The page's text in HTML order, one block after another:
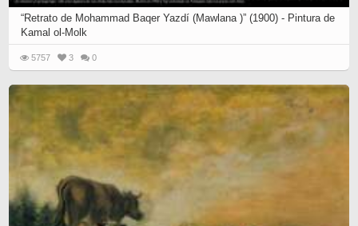
“Retrato de Mohammad Baqer Yazdí (Mawlana )” (1900) - Pintura de
Kamal ol-Molk
5757 3 0